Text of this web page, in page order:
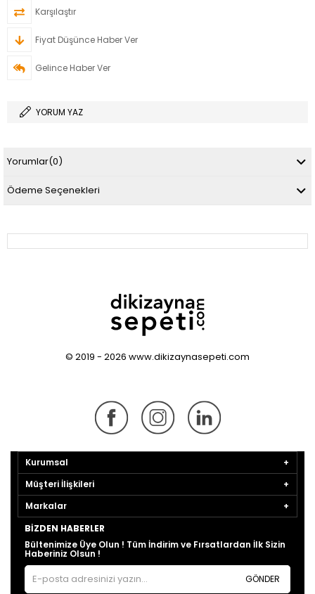
Karşılaştır
Fiyat Düşünce Haber Ver
Gelince Haber Ver
YORUM YAZ
Yorumlar(0)
Ödeme Seçenekleri
© 2019 - 2026 www.dikizaynasepeti.com
Kurumsal
Müşteri İlişkileri
Markalar
BIZDEN HABERLER
Bültenimize Üye Olun ! Tüm İndirim ve Fırsatlardan İlk Sizin
Haberiniz Olsun !
GÖNDER